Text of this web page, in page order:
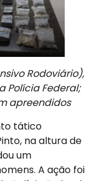
Rodoviário),
Polícia Federal;
apreendidos
tático
na altura de
um
A ação foi